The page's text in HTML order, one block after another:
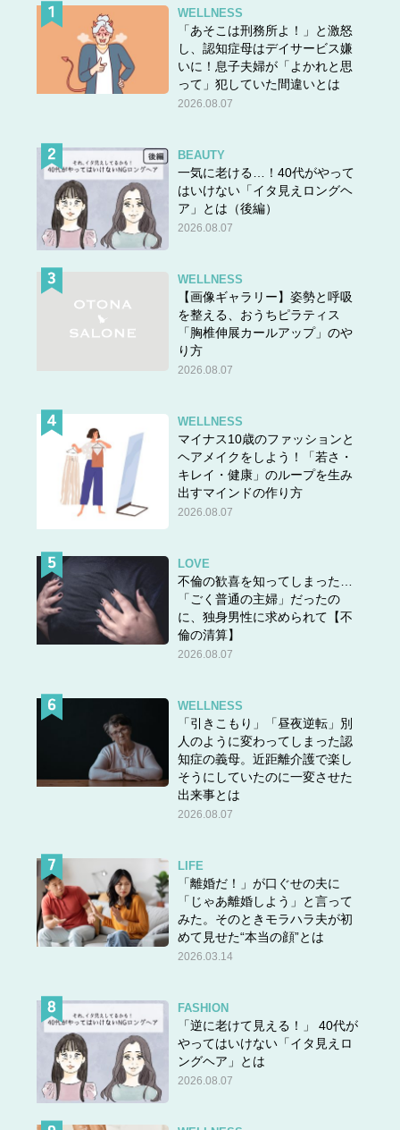
WELLNESS
「あそこは刑務所よ！」と激怒
し、認知症母はデイサービス嫌
いに！息子夫婦が「よかれと思
って」犯していた間違いとは
2026.08.07
BEAUTY
一気に老ける…！40代がやって
はいけない「イタ見えロングヘ
ア」とは（後編）
2026.08.07
WELLNESS
【画像ギャラリー】姿勢と呼吸
を整える、おうちピラティス
「胸椎伸展カールアップ」のや
り方
2026.08.07
WELLNESS
マイナス10歳のファッションと
ヘアメイクをしよう！「若さ・
キレイ・健康」のループを生み
出すマインドの作り方
2026.08.07
LOVE
不倫の歓喜を知ってしまった…
「ごく普通の主婦」だったの
に、独身男性に求められて【不
倫の清算】
2026.08.07
WELLNESS
「引きこもり」「昼夜逆転」別
人のように変わってしまった認
知症の義母。近距離介護で楽し
そうにしていたのに一変させた
出来事とは
2026.08.07
LIFE
「離婚だ！」が口ぐせの夫に
「じゃあ離婚しよう」と言って
みた。そのときモラハラ夫が初
めて見せた“本当の顔”とは
2026.03.14
FASHION
「逆に老けて見える！」 40代が
やってはいけない「イタ見えロ
ングヘア」とは
2026.08.07